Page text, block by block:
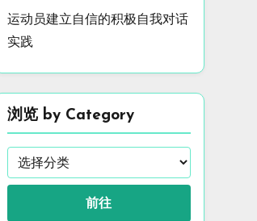
运动员建立自信的积极自我对话
实践
浏览 by Category
前往